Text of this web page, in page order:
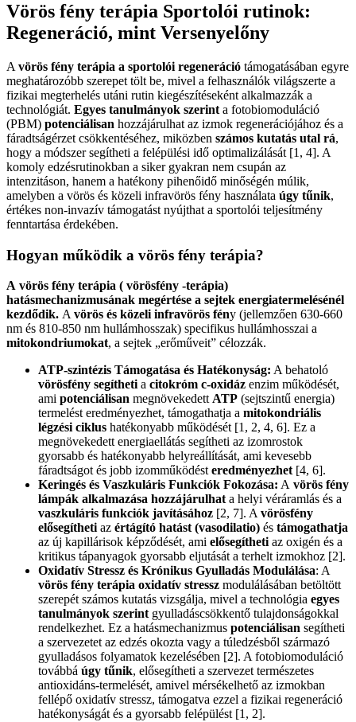
Vörös fény terápia Sportolói rutinok:
Regeneráció, mint Versenyelőny
A vörös fény terápia a sportolói regeneráció támogatásában egyre
meghatározóbb szerepet tölt be, mivel a felhasználók világszerte a
fizikai megterhelés utáni rutin kiegészítéseként alkalmazzák a
technológiát. Egyes tanulmányok szerint a fotobiomoduláció
(PBM) potenciálisan hozzájárulhat az izmok regenerációjához és a
fáradtságérzet csökkentéséhez, miközben számos kutatás utal rá,
hogy a módszer segítheti a felépülési idő optimalizálását [1, 4]. A
komoly edzésrutinokban a siker gyakran nem csupán az
intenzitáson, hanem a hatékony pihenőidő minőségén múlik,
amelyben a vörös és közeli infravörös fény használata úgy tűnik,
értékes non-invazív támogatást nyújthat a sportolói teljesítmény
fenntartása érdekében.
Hogyan működik a vörös fény terápia?
A vörös fény terápia ( vörösfény -terápia)
hatásmechanizmusának megértése a sejtek energiatermelésénél
kezdődik. A vörös és közeli infravörös fény (jellemzően 630-660
nm és 810-850 nm hullámhosszak) specifikus hullámhosszai a
mitokondriumokat, a sejtek „erőműveit” célozzák.
ATP-szintézis Támogatása és Hatékonyság: A behatoló
vörösfény segítheti a citokróm c-oxidáz enzim működését,
ami potenciálisan megnövekedett ATP (sejtszintű energia)
termelést eredményezhet, támogathatja a mitokondriális
légzési ciklus hatékonyabb működését [1, 2, 4, 6]. Ez a
megnövekedett energiaellátás segítheti az izomrostok
gyorsabb és hatékonyabb helyreállítását, ami kevesebb
fáradtságot és jobb izomműködést eredményezhet [4, 6].
Keringés és Vaszkuláris Funkciók Fokozása: A vörös fény
lámpák alkalmazása hozzájárulhat a helyi véráramlás és a
vaszkuláris funkciók javításához [2, 7]. A vörösfény
elősegítheti az értágító hatást (vasodilatio) és támogathatja
az új kapillárisok képződését, ami elősegítheti az oxigén és a
kritikus tápanyagok gyorsabb eljutását a terhelt izmokhoz [2].
Oxidatív Stressz és Krónikus Gyulladás Modulálása: A
vörös fény terápia oxidatív stressz modulálásában betöltött
szerepét számos kutatás vizsgálja, mivel a technológia egyes
tanulmányok szerint gyulladáscsökkentő tulajdonságokkal
rendelkezhet. Ez a hatásmechanizmus potenciálisan segítheti
a szervezetet az edzés okozta vagy a túledzésből származó
gyulladásos folyamatok kezelésében [2]. A fotobiomoduláció
továbbá úgy tűnik, elősegítheti a szervezet természetes
antioxidáns-termelését, amivel mérsékelhető az izmokban
fellépő oxidatív stressz, támogatva ezzel a fizikai regeneráció
hatékonyságát és a gyorsabb felépülést [1, 2].